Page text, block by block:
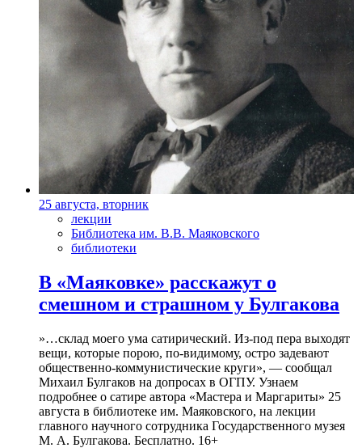
25 августа, вторник
лекции
Библиотека им. В.В. Маяковского
библиотеки
В «Маяковке» расскажут о
смешном и страшном у Булгакова
»…склад моего ума сатирический. Из-под пера выходят
вещи, которые порою, по-видимому, остро задевают
общественно-коммунистические круги», — сообщал
Михаил Булгаков на допросах в ОГПУ. Узнаем
подробнее о сатире автора «Мастера и Маргариты» 25
августа в библиотеке им. Маяковского, на лекции
главного научного сотрудника Государственного музея
М. А. Булгакова. Бесплатно. 16+